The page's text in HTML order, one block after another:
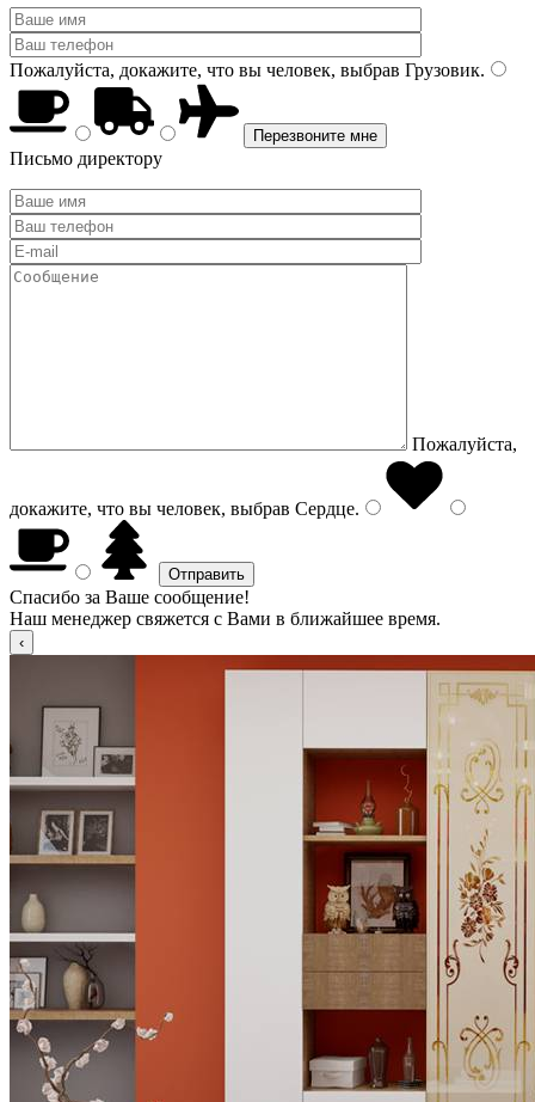
Пожалуйста, докажите, что вы человек, выбрав Грузовик.
Письмо директору
Пожалуйста,
докажите, что вы человек, выбрав Сердце.
Спасибо за Ваше сообщение!
Наш менеджер свяжется с Вами в ближайшее время.